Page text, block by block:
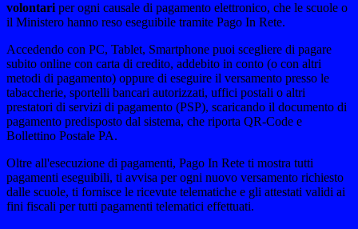
volontari per ogni causale di pagamento elettronico, che le scuole o
il Ministero hanno reso eseguibile tramite Pago In Rete.
Accedendo con PC, Tablet, Smartphone puoi scegliere di pagare
subito online con carta di credito, addebito in conto (o con altri
metodi di pagamento) oppure di eseguire il versamento presso le
tabaccherie, sportelli bancari autorizzati, uffici postali o altri
prestatori di servizi di pagamento (PSP), scaricando il documento di
pagamento predisposto dal sistema, che riporta QR-Code e
Bollettino Postale PA.
Oltre all'esecuzione di pagamenti, Pago In Rete ti mostra tutti
pagamenti eseguibili, ti avvisa per ogni nuovo versamento richiesto
dalle scuole, ti fornisce le ricevute telematiche e gli attestati validi ai
fini fiscali per tutti pagamenti telematici effettuati.